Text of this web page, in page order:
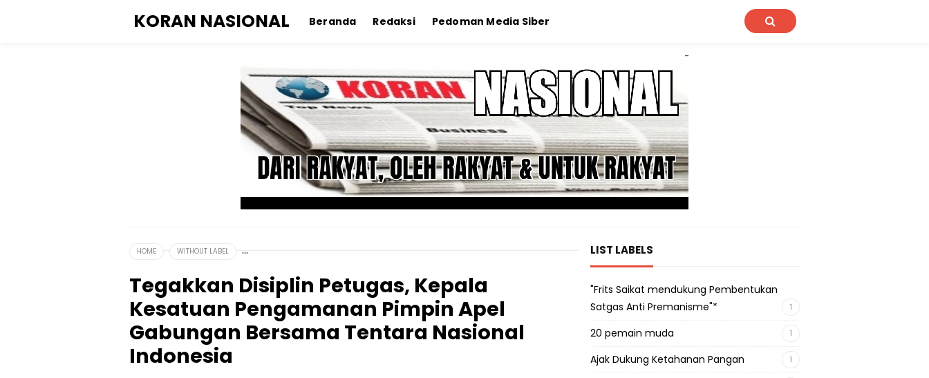
KORAN NASIONAL Beranda Redaksi Pedoman Media Siber
HOME WITHOUT LABEL
Tegakkan Disiplin Petugas, Kepala
Kesatuan Pengamanan Pimpin Apel
Gabungan Bersama Tentara Nasional
Indonesia
LIST LABELS
"Frits Saikat mendukung Pembentukan
Satgas Anti Premanisme"*
1
20 pemain muda 1
Ajak Dukung Ketahanan Pangan 1